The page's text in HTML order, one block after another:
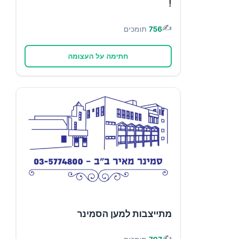
!
✍️
756 תומכים
חתימה על העצומה
מתייצבות למען הסמינר